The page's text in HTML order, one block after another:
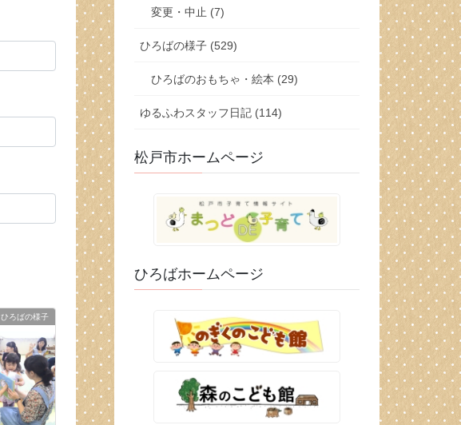
ひろばの様子
変更・中止 (7)
ひろばの様子 (529)
ひろばのおもちゃ・絵本 (29)
ゆるふわスタッフ日記 (114)
松戸市ホームページ
ひろばホームページ